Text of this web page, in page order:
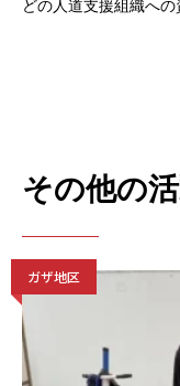
どの人道支援組織への
その他の
ガザ地区